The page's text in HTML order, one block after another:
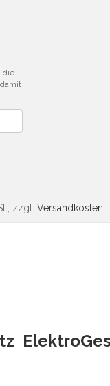
die
zzgl. Versandkosten